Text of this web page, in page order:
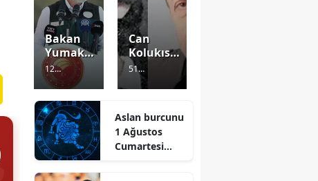
Bakan
Yumaklı
orman
yangınla
rında
son
tabloyu
açıkladı
12
Görüntülenm
Can
Kolukısa'
nın eşi
Pınar
Kür
evlilikleri
kaç yıl
sürdü?
51
Görüntülenm
Aslan burcunu
1 Ağustos
Cumartesi